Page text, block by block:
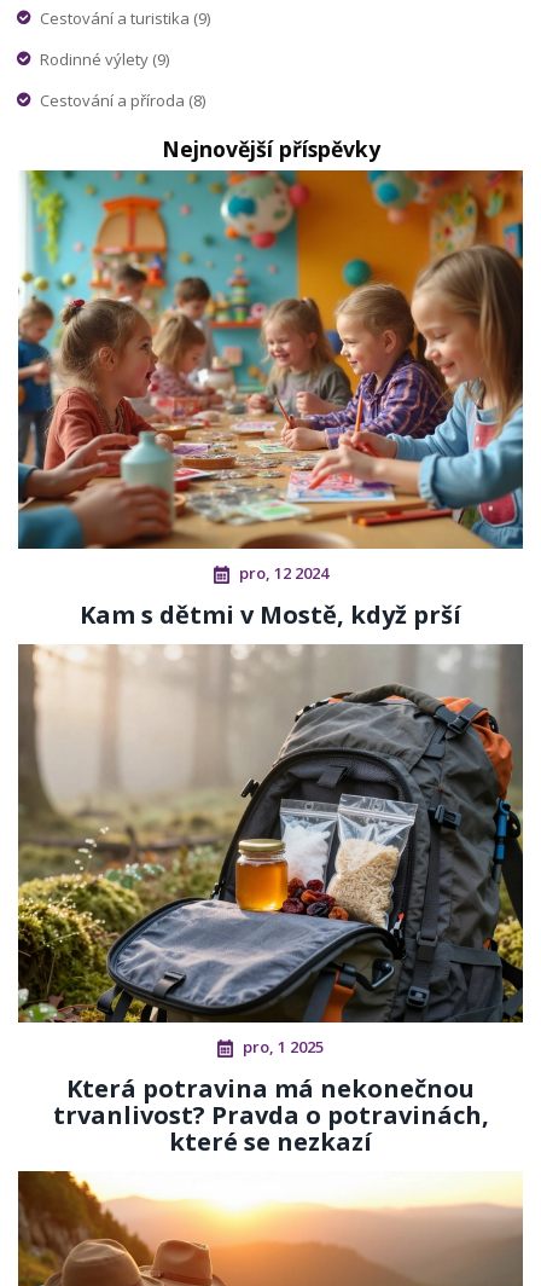
Cestování a turistika (9)
Rodinné výlety (9)
Cestování a příroda (8)
Nejnovější příspěvky
pro, 12 2024
Kam s dětmi v Mostě, když prší
pro, 1 2025
Která potravina má nekonečnou
trvanlivost? Pravda o potravinách,
které se nezkazí